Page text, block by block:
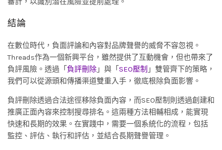
結論
在數位時代，負面評論和內容對品牌聲譽的威脅不容忽視。
Threads作為一個新興平台，雖然提供了互動機會，但也帶來了
負評風險。透過「 負評刪除 」與「 SEO壓制 」雙管齊下的策略，
我們可以從源頭和傳播渠道雙重入手，徹底根除負面影響。
負評刪除透過合法途徑移除負面內容，而SEO壓制則透過創建和
推廣正面內容來控制搜尋排名。這兩種方法相輔相成，能實現
快速和長期的效果。在實踐中，需要一個系統化的流程，包括
監控、評估、執行和評估，並結合長期聲譽管理。